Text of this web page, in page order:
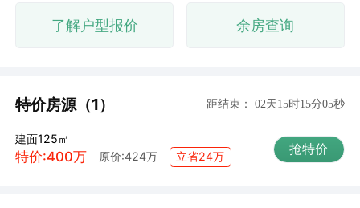
了解户型报价 余房查询
特价房源（1） 距结束： 02天15时15分04秒
建面125㎡
特价:400万 原价:424万 立省24万 抢特价